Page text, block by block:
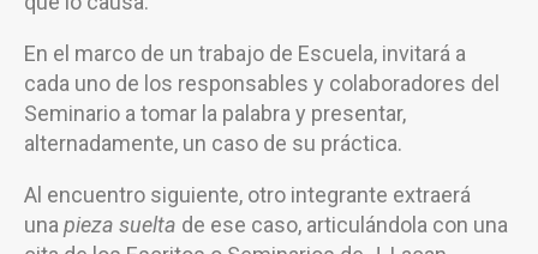
En el marco de un trabajo de Escuela, invitará a
cada uno de los responsables y colaboradores del
Seminario a tomar la palabra y presentar,
alternadamente, un caso de su práctica.
Al encuentro siguiente, otro integrante extraerá
una pieza suelta de ese caso, articulándola con una